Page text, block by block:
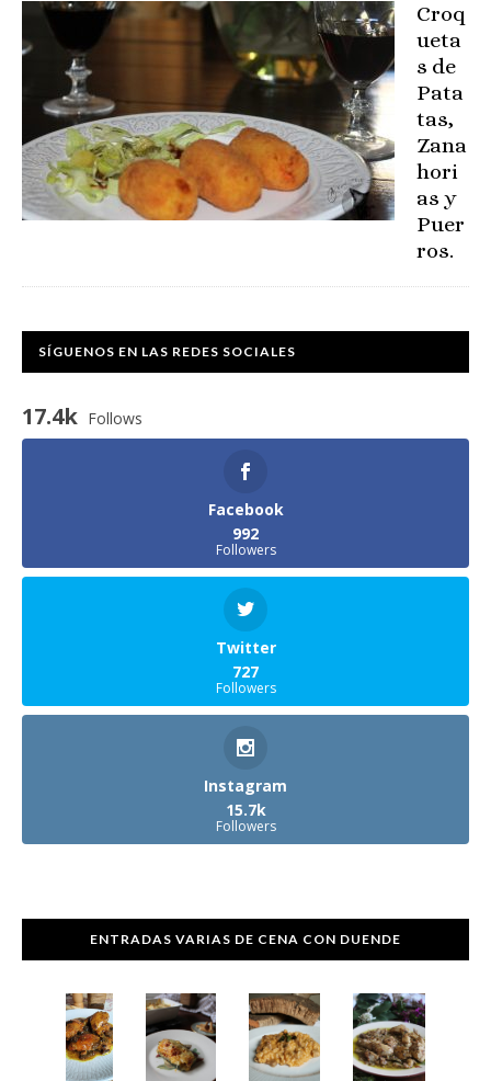
Croq
ueta
s de
Pata
tas,
Zana
hori
as y
Puer
ros.
SÍGUENOS EN LAS REDES SOCIALES
17.4k Follows
Facebook
992
Followers
Twitter
727
Followers
Instagram
15.7k
Followers
ENTRADAS VARIAS DE CENA CON DUENDE